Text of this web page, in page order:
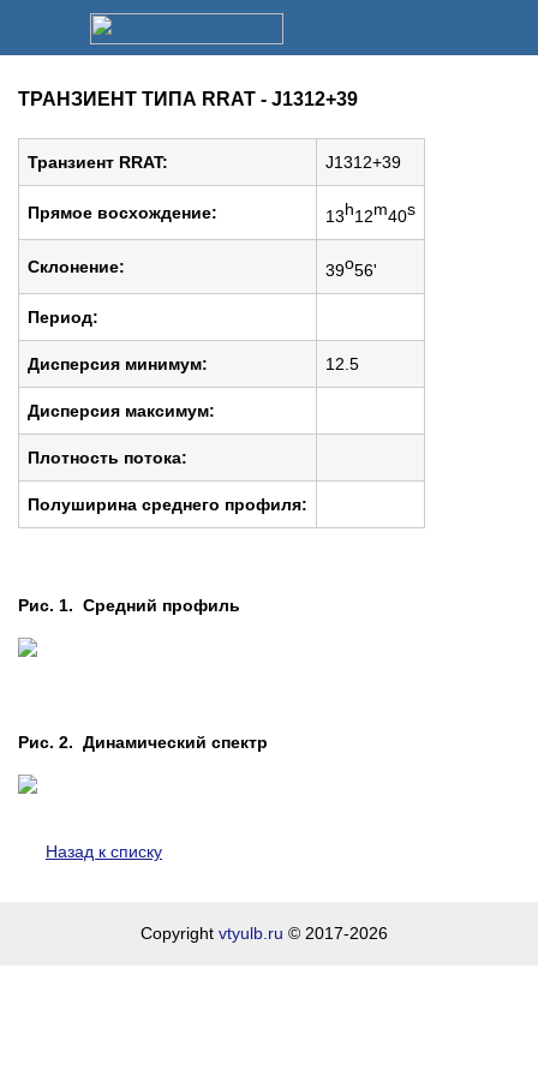
ТРАНЗИЕНТ ТИПА RRAT - J1312+39
Транзиент RRAT: J1312+39
Прямое восхождение: 13h12m40s
Cклонение: 39o56'
Период:
Дисперсия минимум: 12.5
Дисперсия максимум:
Плотность потока:
Полуширина среднего профиля:
Рис. 1. Средний профиль
Рис. 2. Динамический спектр
Назад к списку
Copyright vtyulb.ru © 2017-2026